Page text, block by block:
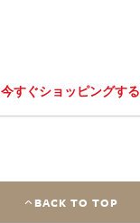
今すぐショッピングする
BACK TO TOP